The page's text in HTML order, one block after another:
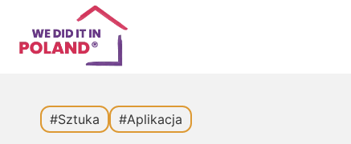
#Sztuka #Aplikacja